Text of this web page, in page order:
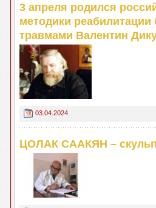
3 апреля родился
методики
травмами Валентин
03.04.2024
ЦОЛАК СААКЯН –